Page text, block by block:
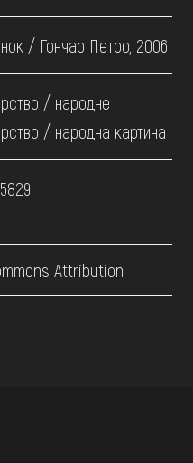
/ Гончар Петро, 2006
/ народне
/ народна картина
Attribution